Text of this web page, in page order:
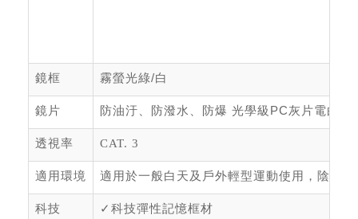
鏡框 霧螢光綠/白
鏡片 防油汙、防潑水、防爆 光學級PC灰片電白水
透視率 CAT. 3
適用環境 適用於一般白天及戶外輕型運動使用，陰天
科技 ✓ 科技彈性記憶框材